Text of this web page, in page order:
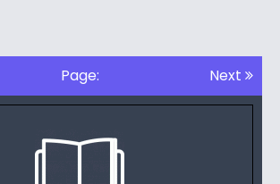
Page: Next